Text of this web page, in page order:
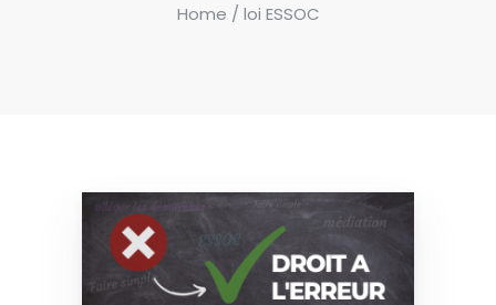
Home / loi ESSOC